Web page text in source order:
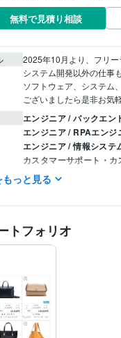
無料で見積り相談
2025年10月より、フリー
システム開発以外の仕事
ソフトウェア、システム
ございましたら是非お気
エンジニア / バックエン
エンジニア / RPAエンジ
エンジニア / 情報システ
カスタマーサポート・
: 10年
メンタルヘルスマネジメ
情報セキュリティマネジ
Bootstrap:3年
イ Stable Diffusion:2年
PowerPoint:25年
ゆっくりMovieMaker:1年
っと見る
トフォリオ